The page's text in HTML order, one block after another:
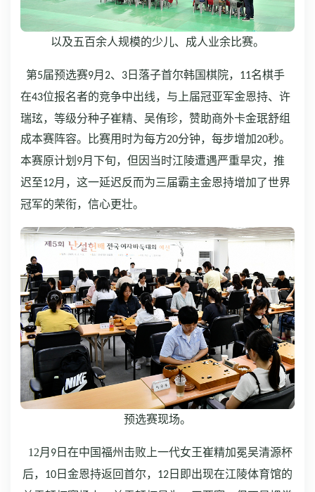
以及五百余人规模的少儿、成人业余比赛。
第5届预选赛9月 2、 3 日落子首尔韩国棋院， 11名棋手
在43位报名者的竞争中出线，与上届冠亚军金恩持、许
瑞玹，等级分种子崔精、吴侑珍，赞助商外卡金珉舒组
成本赛阵容。比赛用时为每方20分钟，每步增加20秒。
本赛原计划 9月下旬，但因当时江陵遭遇严重旱灾，推
迟至12月，这一延迟反而为三届霸主金恩持增加了世界
冠军的荣衔，信心更壮。
预选赛现场。
12月 9 日在中国福州击败上一代女王崔精加冕吴清源杯
后， 10 日金恩持返回首尔， 12 日即出现在江陵体育馆的